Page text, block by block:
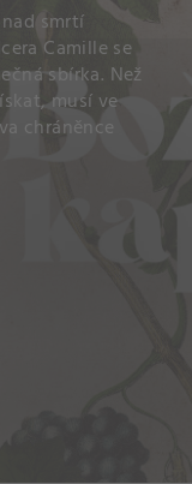
smrtí
Camille se
sbírka. Než
musí ve
chráněnce